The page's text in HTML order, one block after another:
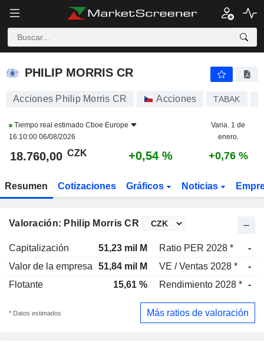
PHILIP MORRIS CR
PHILIP MORRIS CR
Acciones Philip Morris CR Acciones TABAK
Tiempo real estimado Cboe Europe
16:10:00 06/08/2026
Varia. 1 de
enero.
18.760,00 CZK +0,54 % +0,76 %
Resumen Cotizaciones Gráficos Noticias
Valoración: Philip Morris CR
Capitalización 51,23 mil M Ratio PER 2028 * -
Valor de la empresa
51,84 mil M VE / Ventas 2028 * -
Flotante
15,61 % Rendimiento 2028 * -
* Datos estimados Más ratios de valoración